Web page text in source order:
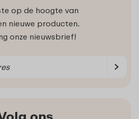
op de hoogte van
nieuwe producten.
onze nieuwsbrief!